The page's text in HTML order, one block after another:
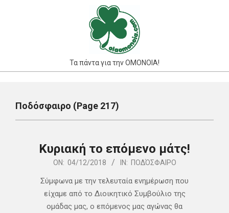
Τα πάντα για την ΟΜΟΝΟΙΑ!
NavigationΠοδόσφαιρο (Page 217)
Κυριακή το επόμενο μάτς!
ON: 04/12/2018 IN: ΠΟΔΌΣΦΑΙΡΟ
Σύμφωνα με την τελευταία ενημέρωση που
είχαμε από το Διοικητικό Συμβούλιο της
ομάδας μας, ο επόμενος μας αγώνας θα